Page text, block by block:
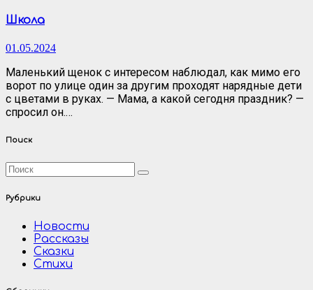
Школа
01.05.2024
Маленький щенок с интересом наблюдал, как мимо его
ворот по улице один за другим проходят нарядные дети
с цветами в руках. — Мама, а какой сегодня праздник? —
спросил он.…
Поиск
Рубрики
Новости
Рассказы
Сказки
Стихи